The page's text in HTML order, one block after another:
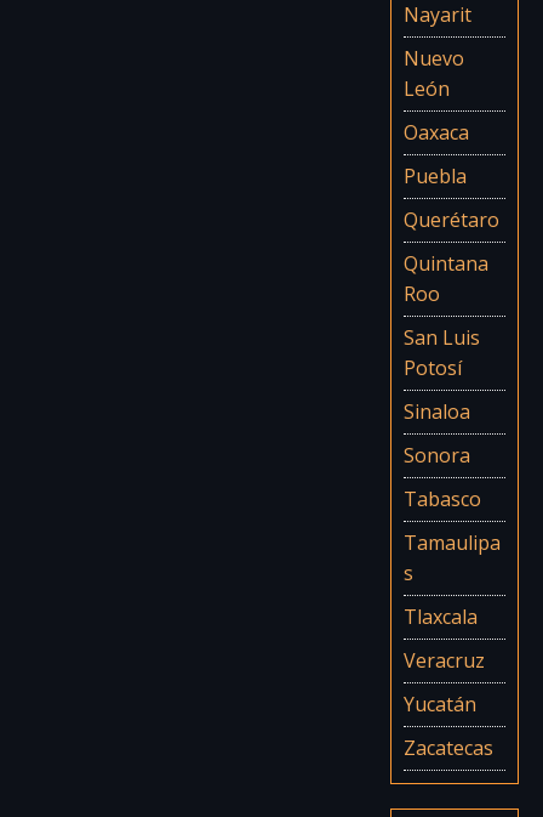
Nayarit
Nuevo
León
Oaxaca
Puebla
Querétaro
Quintana
Roo
San Luis
Potosí
Sinaloa
Sonora
Tabasco
Tamaulipa
s
Tlaxcala
Veracruz
Yucatán
Zacatecas